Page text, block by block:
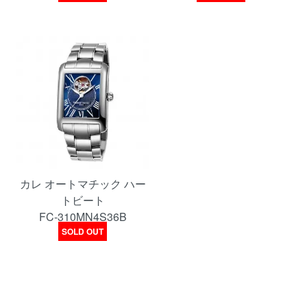
カレ オートマチック ハー
トビート
FC-310MN4S36B
SOLD OUT